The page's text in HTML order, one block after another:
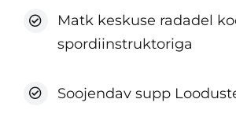
Matk keskuse radadel
spordiinstruktoriga
Soojendav supp